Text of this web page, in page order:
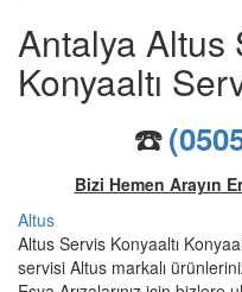
Antalya Altus
Konyaaltı
☎️
Bizi Hemen Arayın
Altus
Altus Servis Konyaaltı
servisi Altus markalı